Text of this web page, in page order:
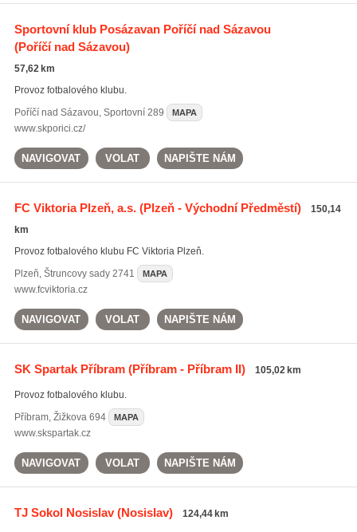
Sportovní klub Posázavan Poříčí nad Sázavou
(Poříčí nad Sázavou)
57,62 km
Provoz fotbalového klubu.
Poříčí nad Sázavou, Sportovní 289 MAPA
www.skporici.cz/
NAVIGOVAT VOLAT NAPIŠTE NÁM
FC Viktoria Plzeň, a.s.(Plzeň - Východní Předměstí)
150,14
km
Provoz fotbalového klubu FC Viktoria Plzeň.
Plzeň, Štruncovy sady 2741 MAPA
www.fcviktoria.cz
NAVIGOVAT VOLAT NAPIŠTE NÁM
SK Spartak Příbram(Příbram - Příbram II) 105,02 km
Provoz fotbalového klubu.
Příbram, Žižkova 694 MAPA
www.skspartak.cz
NAVIGOVAT VOLAT NAPIŠTE NÁM
TJ Sokol Nosislav(Nosislav) 124,44 km